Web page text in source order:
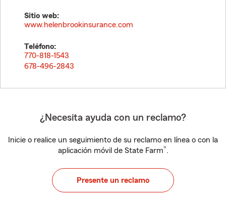
Sitio web:
www.helenbrookinsurance.com
Teléfono:
770-818-1543
678-496-2843
¿Necesita ayuda con un reclamo?
Inicie o realice un seguimiento de su reclamo en línea o con la
aplicación móvil de State Farm®.
Presente un reclamo